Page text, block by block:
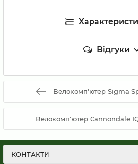
Відгуки
Велокомп'ютер Sigma
Велокомп'ютер Cannondale
КОНТАКТИ